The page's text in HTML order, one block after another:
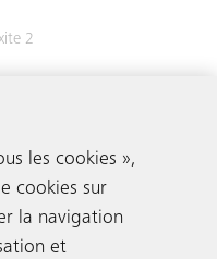
2
les cookies »,
cookies sur
la navigation
et